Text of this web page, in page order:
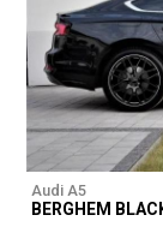
Audi A5
BERGHEM